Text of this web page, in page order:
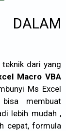
dari yang
Macro VBA
Ms Excel
membuat
lebih mudah ,
cepat, formula